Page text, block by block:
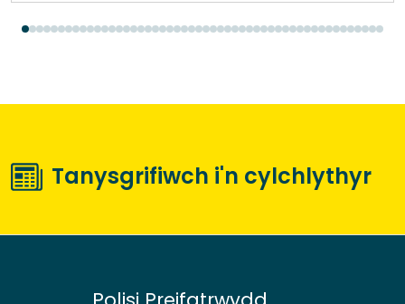
Tanysgrifiwch i'n cylchlythyr